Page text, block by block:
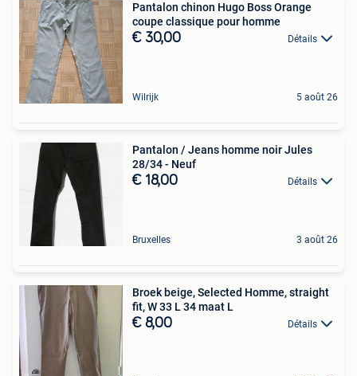
Pantalon chinon Hugo Boss Orange
coupe classique pour homme
€ 30,00 Détails
Wilrijk 5 août 26
Pantalon / Jeans homme noir Jules
28/34 - Neuf
€ 18,00 Détails
Bruxelles 3 août 26
Broek beige, Selected Homme, straight
fit, W 33 L 34 maat L
€ 8,00 Détails